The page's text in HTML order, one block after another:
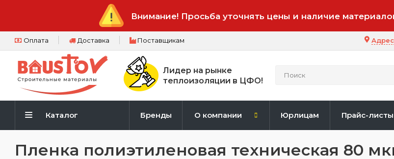
Внимание! Просьба уточнять цены и наличие
Оплата Доставка Поставщикам
Лидер на рынке
теплоизоляции в ЦФО!
Каталог Бренды О компании Юрлицам Прайс-листы
Пленка полиэтиленовая техническая 80